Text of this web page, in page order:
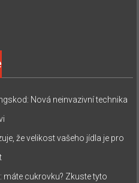
: Nová neinvazivní technika
že velikost vašeho jídla je pro
máte cukrovku? Zkuste tyto